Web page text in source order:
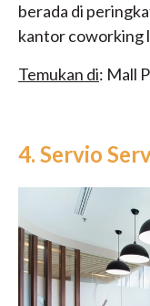
berada di
kantor coworking
Temukan di: Mall
4. Servio